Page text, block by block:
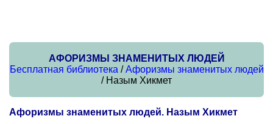
АФОРИЗМЫ ЗНАМЕНИТЫХ ЛЮДЕЙ
Бесплатная библиотека /Афоризмы знаменитых людей
/ Назым Хикмет
Афоризмы знаменитых людей. Назым Хикмет